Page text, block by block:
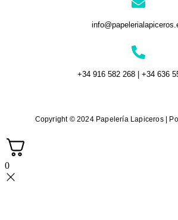
+34 916 582 268 | +34 636
Copyright © 2024 Papelería Lapiceros |
0